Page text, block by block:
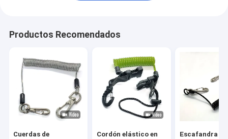
Productos Recomendados
Cuerdas de
Cordón elástico en
Escafandra